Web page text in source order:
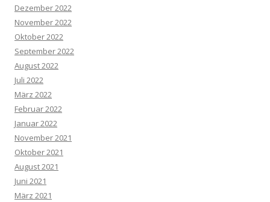
Dezember 2022
November 2022
Oktober 2022
September 2022
August 2022
Juli 2022
März 2022
Februar 2022
Januar 2022
November 2021
Oktober 2021
August 2021
Juni 2021
März 2021